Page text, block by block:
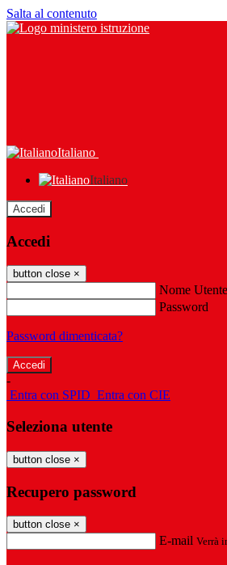
Salta al contenuto
Italiano
Italiano
Accedi
Accedi
button close ×
Nome Utente
Password
Password dimenticata?
-
Entra con SPID Entra con CIE
Seleziona utente
button close ×
Recupero password
button close ×
E-mail Verrà